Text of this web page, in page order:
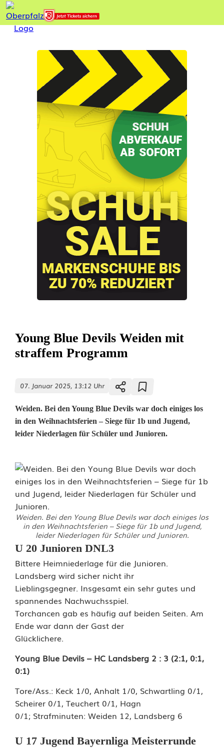
Young Blue Devils Weiden mit
straffem Programm
07. Januar 2025, 13:12 Uhr
Weiden. Bei den Young Blue Devils war doch einiges los
in den Weihnachtsferien – Siege für 1b und Jugend,
leider Niederlagen für Schüler und Junioren.
Weiden. Bei den Young Blue Devils war doch einiges los
in den Weihnachtsferien – Siege für 1b und Jugend,
leider Niederlagen für Schüler und Junioren.
Y
o
u
n
g
B
l
e
D
e
U 20 Junioren DNL3
Bittere Heimniederlage für die Junioren.
Landsberg wird sicher nicht ihr
Lieblingsgegner. Insgesamt ein sehr gutes und
spannendes Nachwuchsspiel.
Torchancen gab es häufig auf beiden Seiten. Am
Ende war dann der Gast der
Glücklichere.
Young Blue Devils – HC Landsberg 2 : 3 (2:1, 0:1,
0:1)
Tore/Ass.: Keck 1/0, Anhalt 1/0, Schwartling 0/1,
Scheirer 0/1, Teuchert 0/1, Hagn
0/1; Strafminuten: Weiden 12, Landsberg 6
U 17 Jugend Bayernliga Meisterrunde